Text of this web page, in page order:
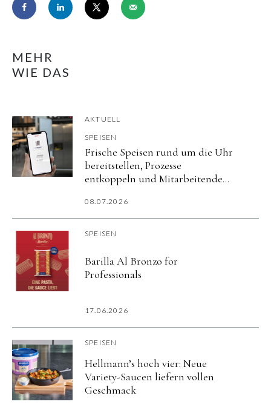
MEHR
WIE DAS
AKTUELL
SPEISEN
Frische Speisen rund um die Uhr
bereitstellen, Prozesse
entkoppeln und Mitarbeitende
08.07.2026
SPEISEN
Barilla Al Bronzo for
Professionals
17.06.2026
SPEISEN
Hellmann’s hoch vier: Neue
Variety-Saucen liefern vollen
Geschmack